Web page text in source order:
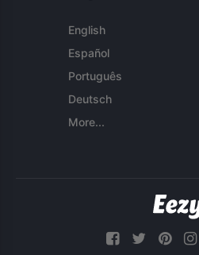
English
Español
Português
Deutsch
More...